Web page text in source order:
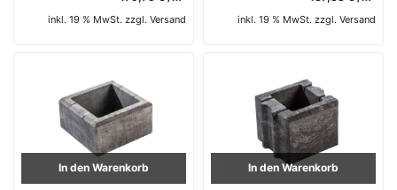
inkl. 19 % MwSt. zzgl. Versand inkl. 19 % MwSt. zzgl. Versand
In den Warenkorb In den Warenkorb